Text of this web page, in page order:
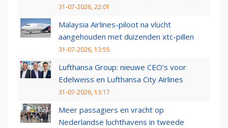
31-07-2026, 22:01
Malaysia Airlines-piloot na vlucht
aangehouden met duizenden xtc-pillen
31-07-2026, 13:55
Lufthansa Group: nieuwe CEO’s voor
Edelweiss en Lufthansa City Airlines
31-07-2026, 13:17
Meer passagiers en vracht op
Nederlandse luchthavens in tweede